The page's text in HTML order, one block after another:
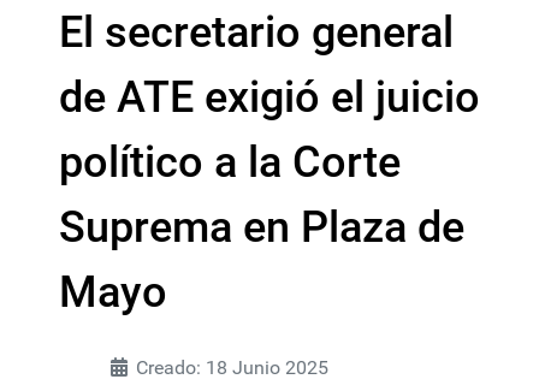
El secretario general
de ATE exigió el juicio
político a la Corte
Suprema en Plaza de
Mayo
Creado: 18 Junio 2025